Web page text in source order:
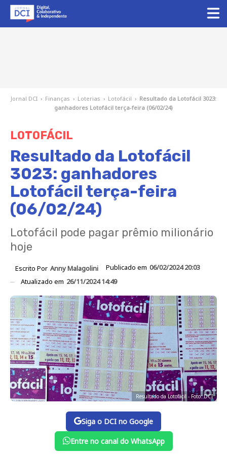
Jornal DCI › Finanças › Loterias › Lotofácil › Resultado da Lotofácil 3023:
ganhadores Lotofácil terça-feira (06/02/24)
LOTOFÁCIL
Resultado da Lotofácil
3023: ganhadores
Lotofácil terça-feira
(06/02/24)
Lotofácil pode pagar prêmio milionário
hoje
Escrito Por Anny Malagolini Publicado em 06/02/2024 20:03
Atualizado em 26/11/2024 14:49
Resultado da Lotofácil - Foto: DCI
Siga o DCI no Google
Entre no canal do WhatsApp